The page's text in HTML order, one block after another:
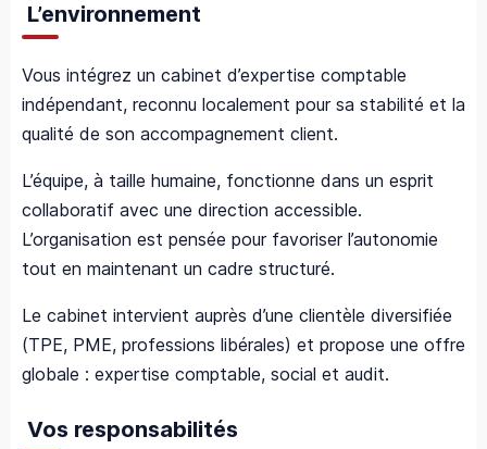
L’environnement
Vous intégrez un cabinet d’expertise comptable
indépendant, reconnu localement pour sa stabilité et la
qualité de son accompagnement client.
L’équipe, à taille humaine, fonctionne dans un esprit
collaboratif avec une direction accessible.
L’organisation est pensée pour favoriser l’autonomie
tout en maintenant un cadre structuré.
Le cabinet intervient auprès d’une clientèle diversifiée
(TPE, PME, professions libérales) et propose une offre
globale : expertise comptable, social et audit.
Vos responsabilités